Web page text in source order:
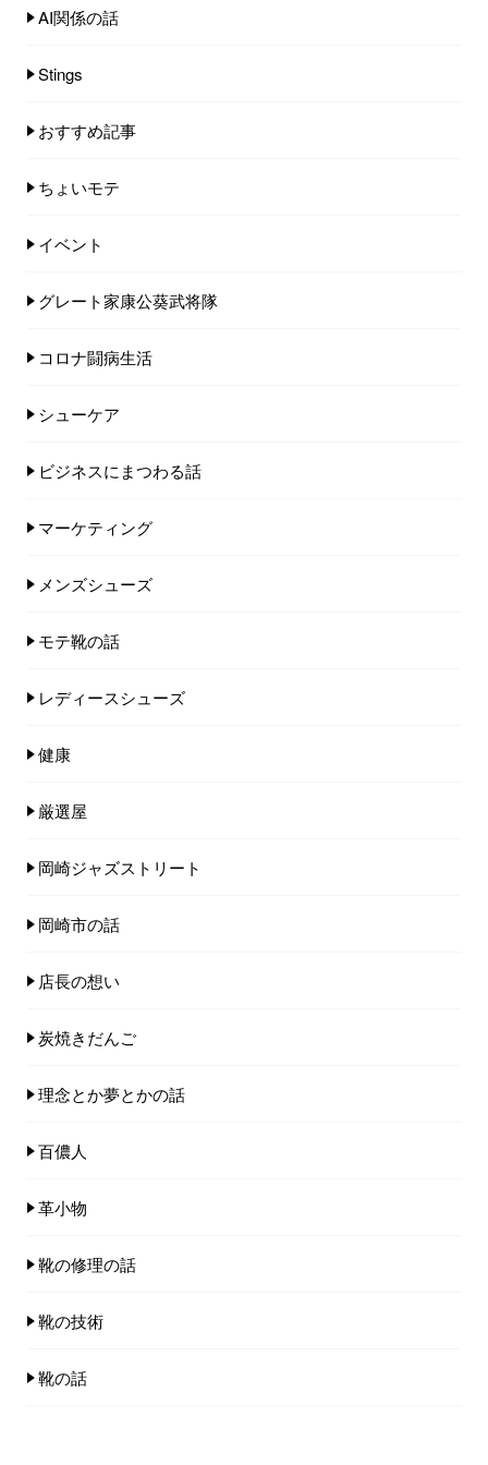
AI関係の話
Stings
おすすめ記事
ちょいモテ
イベント
グレート家康公葵武将隊
コロナ闘病生活
シューケア
ビジネスにまつわる話
マーケティング
メンズシューズ
モテ靴の話
レディースシューズ
健康
厳選屋
岡崎ジャズストリート
岡崎市の話
店長の想い
炭焼きだんご
理念とか夢とかの話
百儂人
革小物
靴の修理の話
靴の技術
靴の話